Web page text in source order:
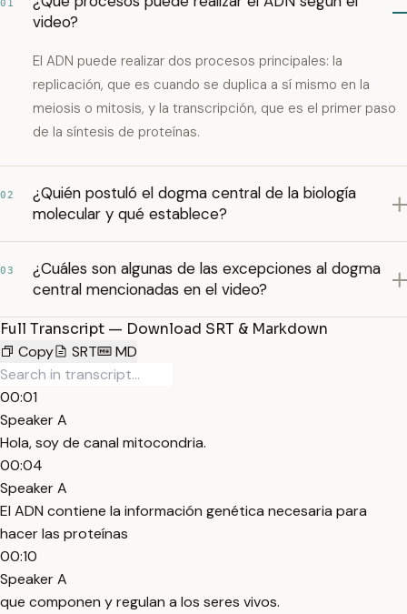
01
video?
El ADN puede realizar dos procesos principales: la
replicación, que es cuando se duplica a sí mismo en la
meiosis o mitosis, y la transcripción, que es el primer paso
de la síntesis de proteínas.
02
¿Quién postuló el dogma central de la biología
molecular y qué establece?
03
¿Cuáles son algunas de las excepciones al dogma
central mencionadas en el video?
Full Transcript — Download SRT & Markdown
Copy
SRT MD
00:01
Speaker A
Hola, soy de canal mitocondria.
00:04
Speaker A
El ADN contiene la información genética necesaria para
hacer las proteínas
00:10
Speaker A
que componen y regulan a los seres vivos.